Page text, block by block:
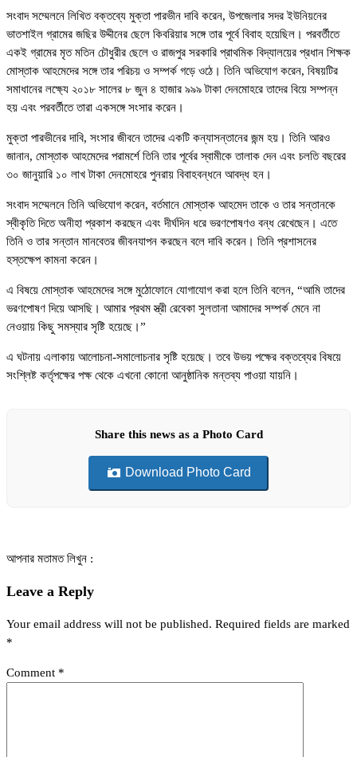
সংবাদ সম্মেলনে লিখিত বক্তব্যে মুক্তা পারভীন দাবি করেন, উপজেলার সদর ইউনিয়নের
ভাতশাইল গ্রামের জছির উদ্দীনের ছেলে কিবরিয়ার সঙ্গে তার পূর্বে বিবাহ হয়েছিল। পরবর্তীতে
একই গ্রামের মৃত মতিন চৌধুরীর ছেলে ও রাজপুর সরকারি প্রাথমিক বিদ্যালয়ের প্রধান শিক্ষক
মোস্তাক আহমেদের সঙ্গে তার পরিচয় ও সম্পর্ক গড়ে ওঠে। তিনি অভিযোগ করেন, বিষয়টির
সমাধানের লক্ষ্যে ২০১৮ সালের ৮ জুন ৪ হাজার ৯৯৯ টাকা দেনমোহরে তাদের বিয়ে সম্পন্ন
হয় এবং পরবর্তীতে তারা একসঙ্গে সংসার করেন।
মুক্তা পারভীনের দাবি, সংসার জীবনে তাদের একটি কন্যাসন্তানের জন্ম হয়। তিনি আরও
জানান, মোস্তাক আহমেদের পরামর্শে তিনি তার পূর্বের স্বামীকে তালাক দেন এবং চলতি বছরের
৩০ জানুয়ারি ১০ লাখ টাকা দেনমোহরে পুনরায় বিবাহবন্ধনে আবদ্ধ হন।
সংবাদ সম্মেলনে তিনি অভিযোগ করেন, বর্তমানে মোস্তাক আহমেদ তাকে ও তার সন্তানকে
স্বীকৃতি দিতে অনীহা প্রকাশ করছেন এবং দীর্ঘদিন ধরে ভরণপোষণও বন্ধ রেখেছেন। এতে
তিনি ও তার সন্তান মানবেতর জীবনযাপন করছেন বলে দাবি করেন। তিনি প্রশাসনের
হস্তক্ষেপ কামনা করেন।
এ বিষয়ে মোস্তাক আহমেদের সঙ্গে মুঠোফোনে যোগাযোগ করা হলে তিনি বলেন, “আমি তাদের
ভরণপোষণ দিয়ে আসছি। আমার প্রথম স্ত্রী রেবেকা সুলতানা আমাদের সম্পর্ক মেনে না
নেওয়ায় কিছু সমস্যার সৃষ্টি হয়েছে।”
এ ঘটনায় এলাকায় আলোচনা-সমালোচনার সৃষ্টি হয়েছে। তবে উভয় পক্ষের বক্তব্যের বিষয়ে
সংশ্লিষ্ট কর্তৃপক্ষের পক্ষ থেকে এখনো কোনো আনুষ্ঠানিক মন্তব্য পাওয়া যায়নি।
Share this news as a Photo Card
Download Photo Card
আপনার মতামত লিখুন :
Leave a Reply
Your email address will not be published. Required fields are marked
*
Comment *